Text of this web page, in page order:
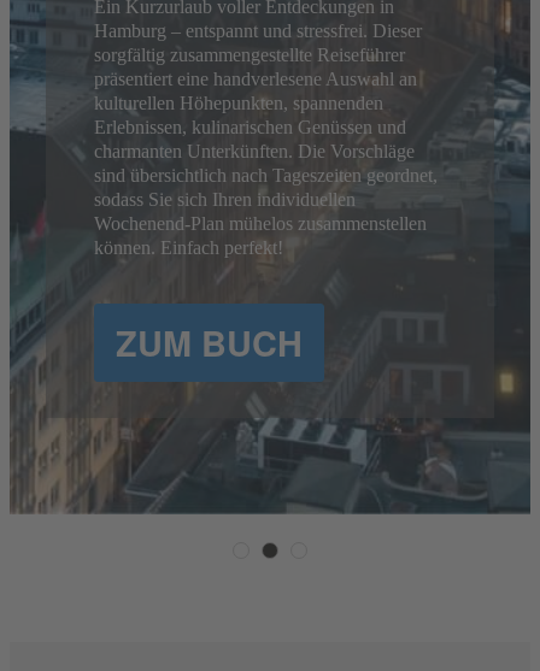
Ein Kurzurlaub voller Entdeckungen in
München – entspannt und stressfrei. Dieser
sorgfältig zusammengestellte Reiseführer
präsentiert eine handverlesene Auswahl an
kulturellen Höhepunkten, spannenden
Erlebnissen, kulinarischen Genüssen und
charmanten Unterkünften. Die Vorschläge
sind übersichtlich nach Tageszeiten geordnet,
sodass Sie sich Ihren individuellen
Wochenend-Plan mühelos zusammenstellen
können. Einfach perfekt!
ZUM BUCH
Ein Kurzurlaub voller Entdeckungen in
Hamburg – entspannt und stressfrei. Dieser
sorgfältig zusammengestellte Reiseführer
präsentiert eine handverlesene Auswahl an
kulturellen Höhepunkten, spannenden
Erlebnissen, kulinarischen Genüssen und
charmanten Unterkünften. Die Vorschläge
sind übersichtlich nach Tageszeiten geordnet,
sodass Sie sich Ihren individuellen
Wochenend-Plan mühelos zusammenstellen
können. Einfach perfekt!
ZUM BUCH
handverlesenen Kulturhighlights, besonderen
Erlebnissen, feiner Küche und charmanten
Unterkünften.
ZUM BUCH